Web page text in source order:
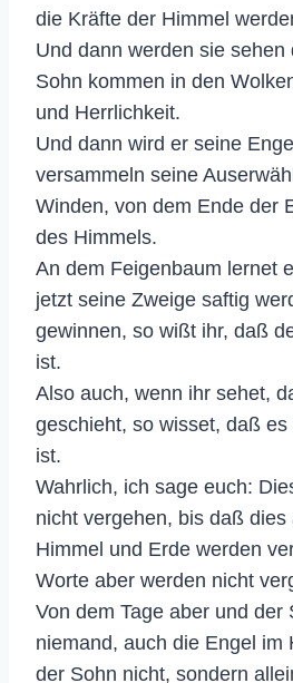
die Kräfte der Himmel
Und dann werden sie sehen
Sohn kommen in den
und Herrlichkeit.
Und dann wird er seine
versammeln seine
Winden, von dem Ende der
des Himmels.
An dem Feigenbaum lernet
jetzt seine Zweige saftig
gewinnen, so wißt ihr, daß
ist.
Also auch, wenn ihr sehet,
geschieht, so wisset, daß
ist.
Wahrlich, ich sage euch:
nicht vergehen, bis daß dies
Himmel und Erde werden
Worte aber werden nicht
Von dem Tage aber und der
niemand, auch die Engel im
der Sohn nicht, sondern